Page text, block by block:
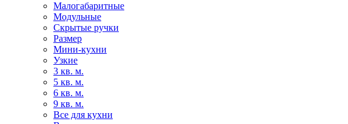
Малогабаритные
Модульные
Скрытые ручки
Размер
Мини-кухни
Узкие
3 кв. м.
5 кв. м.
6 кв. м.
9 кв. м.
Все для кухни